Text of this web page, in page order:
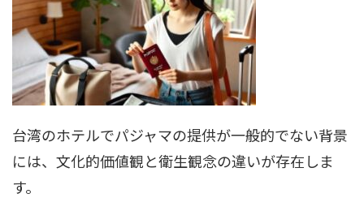
台湾のホテルでパジャマの提供が一般的でない背景
には、文化的価値観と衛生観念の違いが存在しま
す。